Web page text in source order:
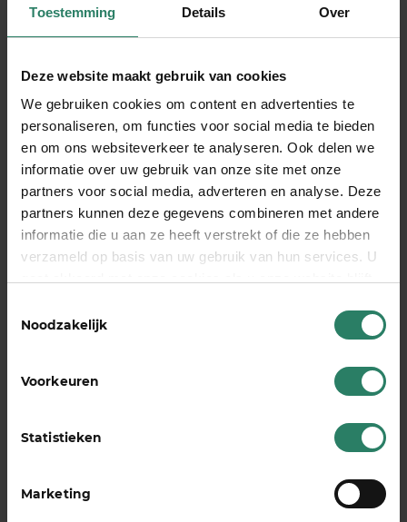
Toestemming Details Over
Deze website maakt gebruik van cookies
We gebruiken cookies om content en advertenties te
personaliseren, om functies voor social media te bieden
en om ons websiteverkeer te analyseren. Ook delen we
informatie over uw gebruik van onze site met onze
partners voor social media, adverteren en analyse. Deze
partners kunnen deze gegevens combineren met andere
informatie die u aan ze heeft verstrekt of die ze hebben
verzameld op basis van uw gebruik van hun services. U
Noodzakelijk
Voorkeuren
Statistieken
Marketing
Impactvol
en leven, ook
plotsklaps uit
de running
bent
19 april 2023
Duurzaamheid,
iedereen heeft
het erover. Maar
Sandra Nap doet
impactvol
Zo’n drie jaar
samen met haar
dé oplossing
Nee zeggen
ideale
de knoop door
met deze
beslisboom!
24 maart 2023
Je kent ze vast
wel: klanten die
verwachten dat
jij 24/7 voor ze
alle energie uit
gewoon totaal
matcht. Hoe je
zulke klanten